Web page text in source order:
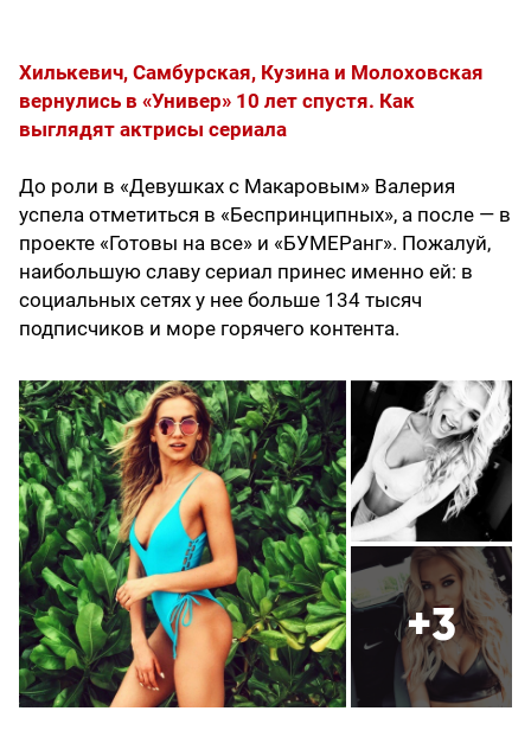
Хилькевич, Самбурская, Кузина и Молоховская
вернулись в «Универ» 10 лет спустя. Как
выглядят актрисы сериала
До роли в «Девушках с Макаровым» Валерия
успела отметиться в «Беспринципных», а после — в
проекте «Готовы на все» и «БУМЕРанг». Пожалуй,
наибольшую славу сериал принес именно ей: в
социальных сетях у нее больше 134 тысяч
подписчиков и море горячего контента.
+3